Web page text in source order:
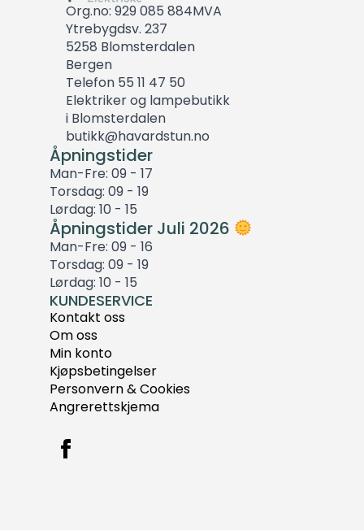
Org.no: 929 085 884MVA
Ytrebygdsv. 237
5258 Blomsterdalen
Bergen
Telefon 55 11 47 50
Elektriker og lampebutikk
i Blomsterdalen
butikk@havardstun.no
Åpningstider
Man-Fre: 09 - 17
Torsdag: 09 - 19
Lørdag: 10 - 15
Åpningstider Juli 2026
Man-Fre: 09 - 16
Torsdag: 09 - 19
Lørdag: 10 - 15
KUNDESERVICE
Kontakt oss
Om oss
Min konto
Kjøpsbetingelser
Personvern & Cookies
Angrerettskjema